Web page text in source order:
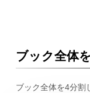
ブック全体
ブック全体を4分割